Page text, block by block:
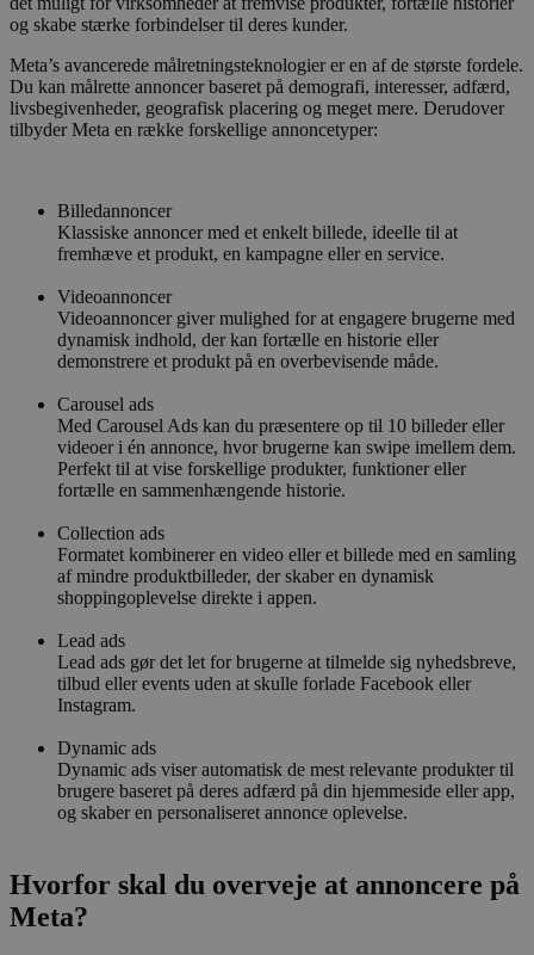
og skabe stærke forbindelser til deres kunder.
Meta’s avancerede målretningsteknologier er en af de største fordele.
Du kan målrette annoncer baseret på demografi, interesser, adfærd,
livsbegivenheder, geografisk placering og meget mere. Derudover
tilbyder Meta en række forskellige annoncetyper:
Billedannoncer
Klassiske annoncer med et enkelt billede, ideelle til at
fremhæve et produkt, en kampagne eller en service.
Videoannoncer
Videoannoncer giver mulighed for at engagere brugerne med
dynamisk indhold, der kan fortælle en historie eller
demonstrere et produkt på en overbevisende måde.
Carousel ads
Med Carousel Ads kan du præsentere op til 10 billeder eller
videoer i én annonce, hvor brugerne kan swipe imellem dem.
Perfekt til at vise forskellige produkter, funktioner eller
fortælle en sammenhængende historie.
Collection ads
Formatet kombinerer en video eller et billede med en samling
af mindre produktbilleder, der skaber en dynamisk
shoppingoplevelse direkte i appen.
Lead ads
Lead ads gør det let for brugerne at tilmelde sig nyhedsbreve,
tilbud eller events uden at skulle forlade Facebook eller
Instagram.
Dynamic ads
Dynamic ads viser automatisk de mest relevante produkter til
brugere baseret på deres adfærd på din hjemmeside eller app,
og skaber en personaliseret annonce oplevelse.
Hvorfor skal du overveje at annoncere på
Meta?